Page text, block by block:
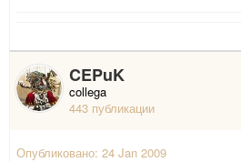
CEPuK
collega
443 публикации
Опубликовано: 24 Jan 2009